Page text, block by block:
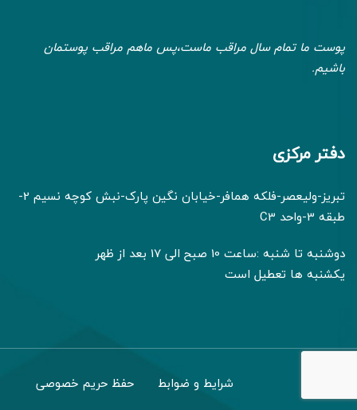
پوست ما تمام سال مراقب ماست،پس ماهم مراقب پوستمان
باشیم.
دفتر مرکزی
تبریز-ولیعصر-فلکه همافر-خیابان نگین پارک-نبش کوچه نسیم 2-
طبقه 3-واحد C3
دوشنبه تا شنبه :ساعت 10 صبح الی 17 بعد از ظهر
یکشنبه ها تعطیل است
شرایط و ضوابط حفظ حریم خصوصی